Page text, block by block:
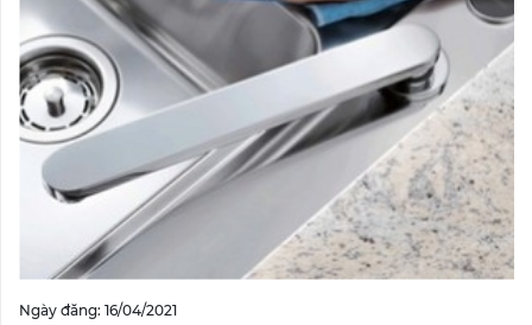
Ngày đăng: 16/04/2021